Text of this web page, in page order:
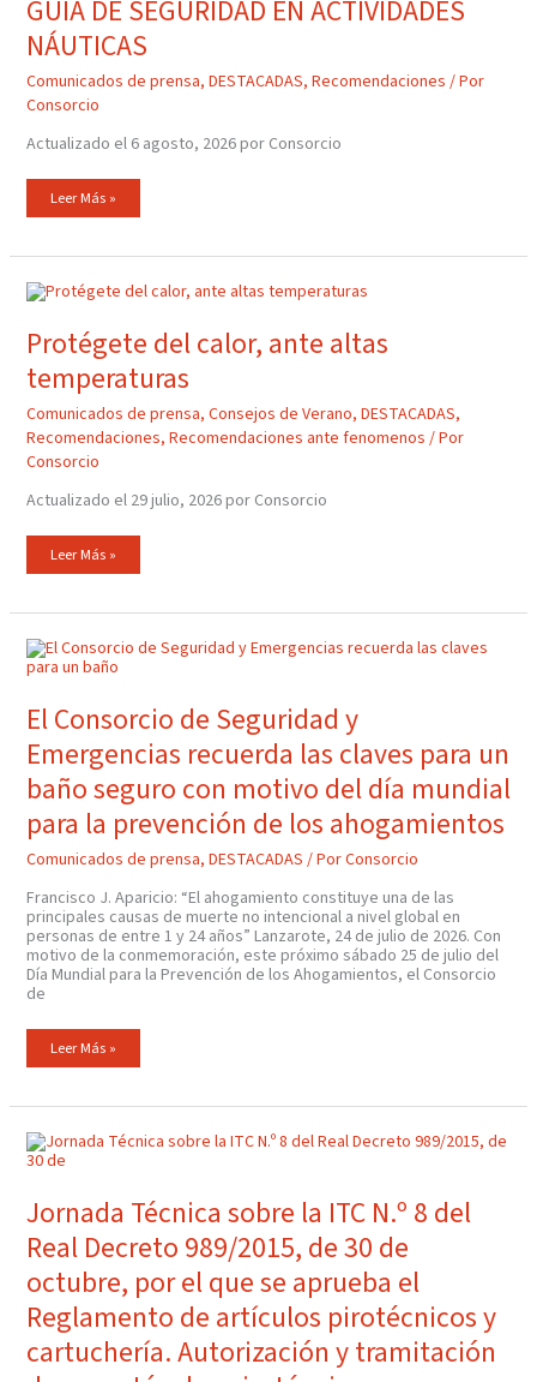
GUÍA DE SEGURIDAD EN ACTIVIDADES
NÁUTICAS
Comunicados de prensa, DESTACADAS, Recomendaciones / Por
Consorcio
Actualizado el 6 agosto, 2026 por Consorcio
ACTIVIDADES
NÁUTICAS
Leer Más »
Protégete del calor, ante altas
temperaturas
Comunicados de prensa, Consejos de Verano, DESTACADAS,
Recomendaciones, Recomendaciones ante fenomenos / Por
Consorcio
Actualizado el 29 julio, 2026 por Consorcio
Protégete
Del
Ante
Altas
Temperaturas
Leer Más »
El Consorcio de Seguridad y
Emergencias recuerda las claves para un
baño seguro con motivo del día mundial
para la prevención de los ahogamientos
Comunicados de prensa, DESTACADAS / PorConsorcio
Francisco J. Aparicio: “El ahogamiento constituye una de las
principales causas de muerte no intencional a nivel global en
personas de entre 1 y 24 años” Lanzarote, 24 de julio de 2026. Con
motivo de la conmemoración, este próximo sábado 25 de julio del
Día Mundial para la Prevención de los Ahogamientos, el Consorcio
de
El
Consorcio
De
Emergencias
Recuerda
Las
Claves
Para
Un
Baño
Seguro
Con
Del
Mundial
Para
La
Prevención
De
Los
Ahogamientos
Leer Más »
Jornada Técnica sobre la ITC N.º 8 del
Real Decreto 989/2015, de 30 de
octubre, por el que se aprueba el
Reglamento de artículos pirotécnicos y
cartuchería. Autorización y tramitación
Jornada
Técnica
Sobre
N.º
8
Del
Real
Decreto
989/2015,
De
30
De
Octubre,
Por
El